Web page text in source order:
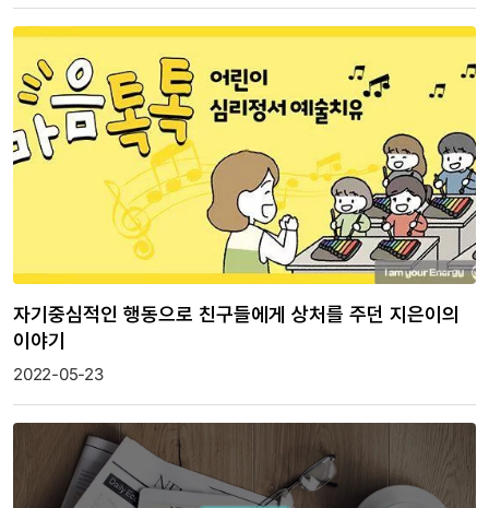
자기중심적인 행동으로 친구들에게 상처를 주던 지은이의
이야기
2022-05-23